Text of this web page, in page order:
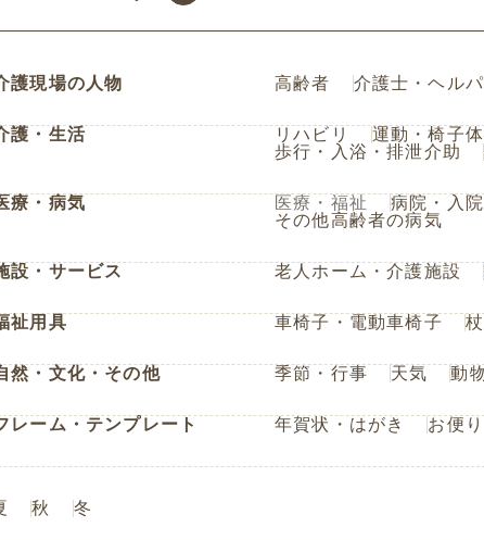
護現場の人物 高齢者 介護士・ヘル
護・生活 リハビリ 運動・椅子
歩行・入浴・排泄介助
療・病気 医療・福祉 病院・入
その他高齢者の病気
設・サービス 老人ホーム・介護施設
祉用具 車椅子・電動車椅子
然・文化・その他 季節・行事 天気 動
レーム・テンプレート 年賀状・はがき お便
秋 冬